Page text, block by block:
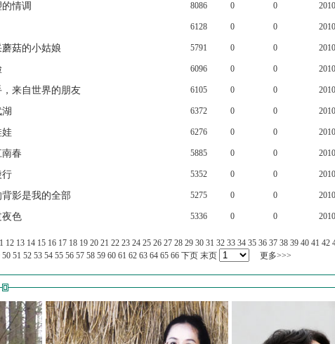
情调 8086 0 0
6128 0 0
蘑菇的小姑娘 5791 0 0
6096 0 0
，来自世界的朋友 6105 0 0
6372 0 0
娃 6276 0 0
南春 5885 0 0
行 5352 0 0
背影是我的全部 5275 0 0
夜色 5336 0 0
12 13 14 15 16 17 18 19 20 21 22 23 24 25 26 27 28 29 30 31 32 33 34 35 36 37 38 39 40 41 42
50 51 52 53 54 55 56 57 58 59 60 61 62 63 64 65 66 下页 末页 更多>>>